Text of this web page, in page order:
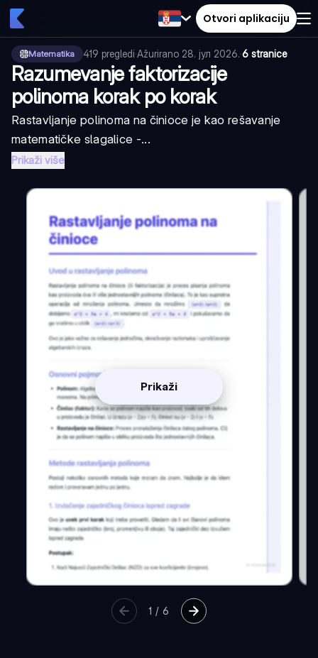
Otvori aplikaciju
Matematika 419 pregledi·Ažurirano 28. јул 2026.·6 stranice
Razumevanje faktorizacije
polinoma korak po korak
Rastavljanje polinoma na činioce je kao rešavanje
matematičke slagalice -...
Prikaži više
Prikaži
1 /6